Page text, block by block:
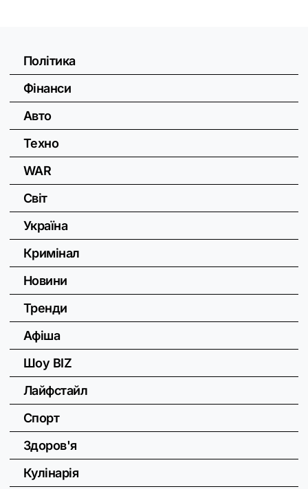
Політика
Фінанси
Авто
Техно
WAR
Світ
Україна
Кримінал
Новини
Тренди
Афіша
Шоу BIZ
Лайфстайл
Спорт
Здоров'я
Кулінарія